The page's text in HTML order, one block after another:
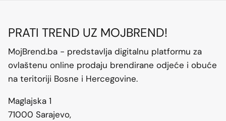
PRATI TREND UZ MOJBREND!
MojBrend.ba - predstavlja digitalnu platformu za
ovlaštenu online prodaju brendirane odjeće i obuće
na teritoriji Bosne i Hercegovine.
Maglajska 1
71000 Sarajevo,